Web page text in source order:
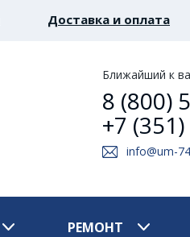
Доставка и оплата
Ближайший к
8 (800)
+7
info@um-
РЕМОНТ